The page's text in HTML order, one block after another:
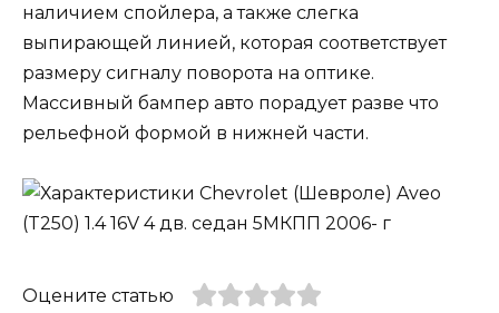
наличием спойлера, а также слегка
выпирающей линией, которая соответствует
размеру сигналу поворота на оптике.
Массивный бампер авто порадует разве что
рельефной формой в нижней части.
Оцените статью